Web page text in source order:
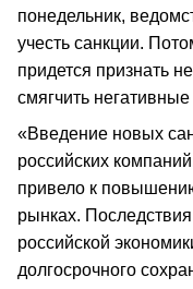
понедельник,
учесть санкции.
придется признать
смягчить
«Введение новых
российских
привело к
рынках.
российской
долгосрочного